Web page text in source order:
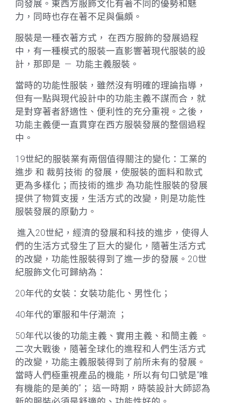
向發展。東西方服飾文化有著不同的優勢和魅
力，同時也存在著不足與偏頗。
服裝是一種衣著方式， 在西方服飾的發展過程
中，有一種模式的服裝一直影響著現代服裝的設
計，那即是 — 功能主義服裝。
當時的功能性服裝，雖然沒有明確的理論指導，
但有一點與現代設計中的功能主義不謀而合，就
是對穿著者舒適性、便利性的充分重視。之後，
功能主義便一直貫穿在西方服裝發展的整個過程
中。
19世紀的服裝業有兩個值得關注的變化：工業的
進步 和 裁剪技術 的發展，使服裝的面料和款式
更為多樣化；而技術的進步 為功能性服裝的發展
提供了物質支援，生活方式的改變，則是功能性
服裝發展的原動力。
進入20世紀，經濟的發展和科技的進步，使得人
們的生活方式發生了巨大的變化，隨著生活方式
的改變，功能性服裝得到了進一步的發展。20世
紀服飾文化可歸納為：
20年代的女裝：女裝功能化、男性化；
40年代的軍服和牛仔潮流 ；
50年代以後的功能主義、實用主義、和簡主義 。
二次大戰後，隨著全球化的進程和人們生活方式
的改變，功能主義服裝得到了前所未有的發展。
當時人們極重視產品的機能，所以有句口號是“唯
有機能的是美的”； 這一時期，時裝設計大師認為